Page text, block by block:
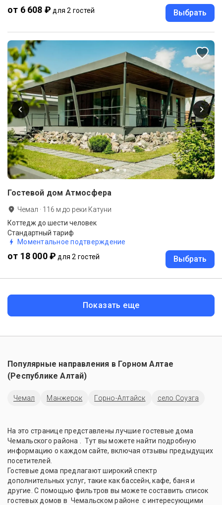
от 6 608 ₽ для 2 гостей Выбрать
Гостевой дом Атмосфера
Чемал · 116 м до реки Катуни
Коттедж до шести человек
Стандартный тариф
Моментальное подтверждение
от 18 000 ₽ для 2 гостей Выбрать
Показать еще
Популярные направления в Горном Алтае
(Республике Алтай)
Чемал Манжерок Горно-Алтайск село Соузга
На это странице представлены лучшие гостевые дома
Чемальского района . Тут вы можете найти подробную
информацию о каждом сайте, включая отзывы предыдущих
посетителей.
Гостевые дома предлагают широкий спектр
дополнительных услуг, такие как бассейн, кафе, баня и
другие. С помощью фильтров вы можете составить список
гостевых домов в Чемальском районе с интересующими